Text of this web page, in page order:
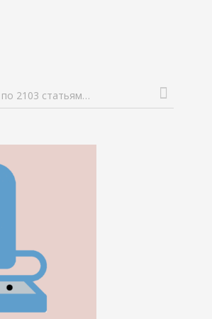
2103 статьям…